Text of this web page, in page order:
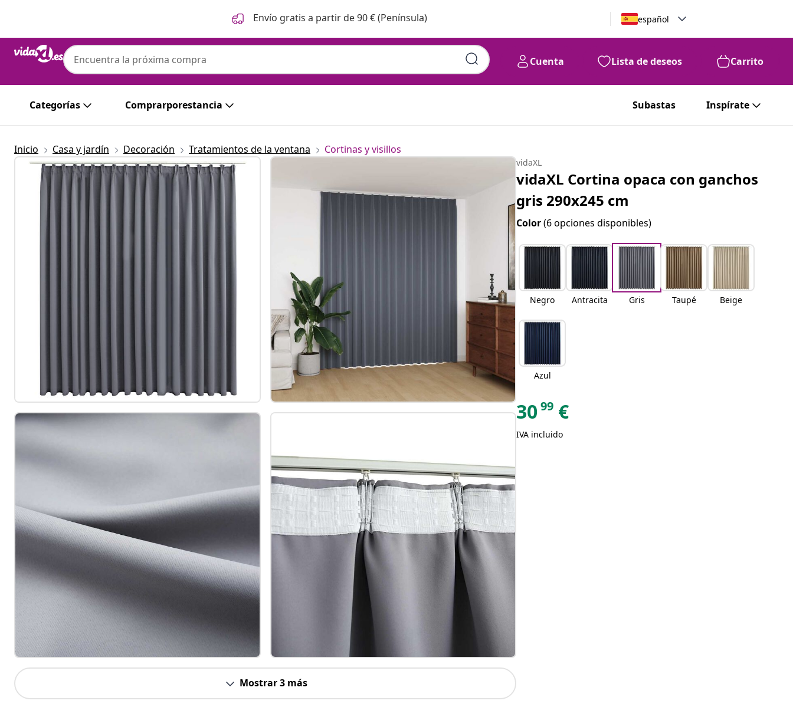
Envío gratis a partir de 90 € (Península) español
Cuenta Lista de deseos Carrito
Categorías Comprarporestancia Subastas Inspírate
Inicio Casa y jardín Decoración Tratamientos de la ventana Cortinas y visillos
Mostrar 3 más
vidaXL
vidaXL Cortina opaca con ganchos
gris 290x245 cm
Color(6 opciones disponibles)
Negro Antracita Gris Taupé Beige
Azul
3099 €
IVA incluido